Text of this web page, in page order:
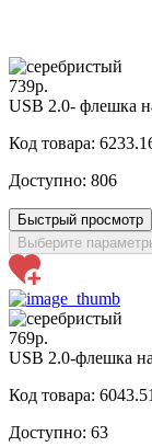
739р.
USB 2.0- флешка
Код товара:
Доступно: 806
Быстрый просмотр
Выберите
769р.
USB 2.0-флешка
Код товара:
Доступно: 63